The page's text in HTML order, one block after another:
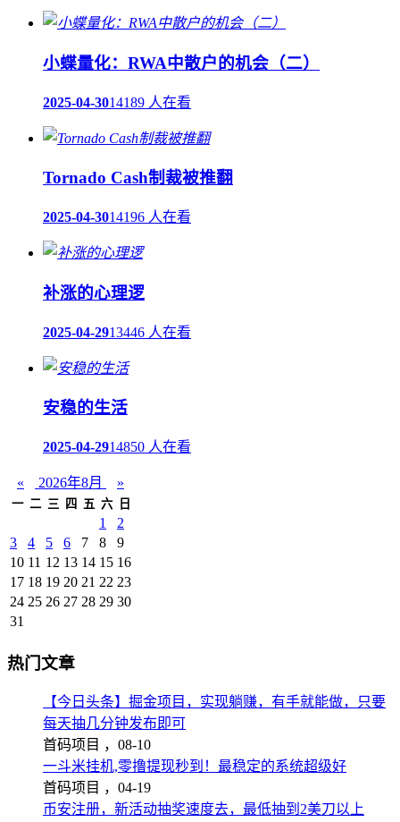
小蝶量化：RWA中散户的机会（二）
2025-04-3014189 人在看
Tornado Cash制裁被推翻
2025-04-3014196 人在看
补涨的心理逻
2025-04-2913446 人在看
安稳的生活
2025-04-2914850 人在看
« 2026年8月 »
一 二 三 四 五 六 日
1
2
3
4 5 6 7 8
9
10 11 12 13 14 15 16
17 18 19 20 21 22 23
24 25 26 27 28 29 30
31
热门文章
【今日头条】掘金项目，实现躺赚，有手就能做，只要
每天抽几分钟发布即可
首码项目 ， 08-10
一斗米挂机,零撸提现秒到！最稳定的系统超级好
首码项目 ， 04-19
币安注册，新活动抽奖速度去，最低抽到2美刀以上